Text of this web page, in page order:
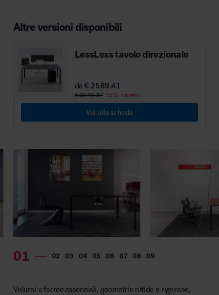
Altre versioni disponibili
LessLess tavolo direzionale
da€ 2589.41
€ 3046.37 15% in meno
Vai alla scheda
Volumi e forme essenziali, geometrie nitide e rigorose,